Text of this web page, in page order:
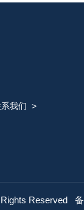
我们 >
Reserved